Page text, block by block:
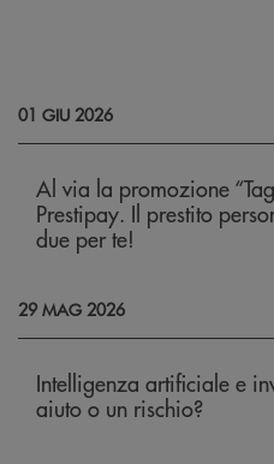
01 GIU 2026
Al via la promozione
Prestipay. Il prestito
due per te!
29 MAG 2026
Intelligenza artificiale e
aiuto o un rischio?